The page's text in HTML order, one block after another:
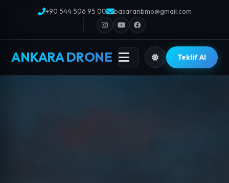
+90 544 506 95 00 basaranbmo@gmail.com
ANKARA DRONE Teklif Al